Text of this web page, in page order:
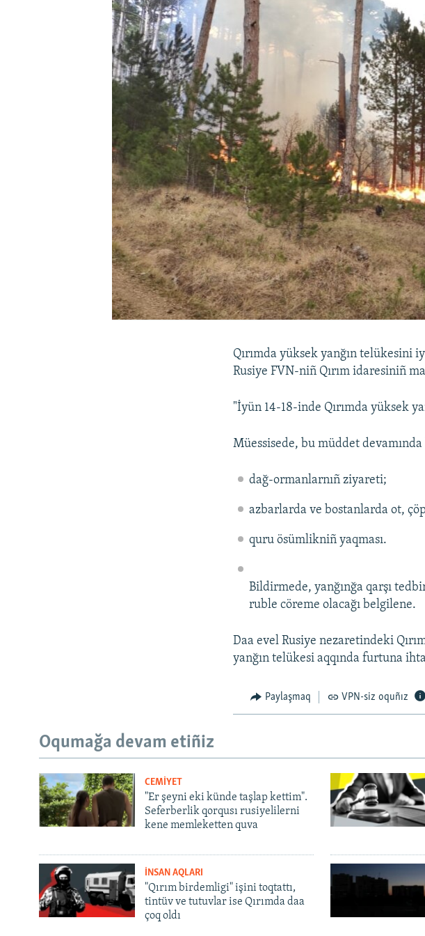
Qırımda yüksek yanğın telükesini
Rusiye FVN-niñ Qırım idaresiniñ
"İyün 14-18-inde Qırımda yüksek
Müessisede, bu müddet
dağ-ormanlarnıñ ziyareti;
azbarlarda ve bostanlarda ot,
quru ösümlikniñ yaqması.
Bildirmede, yanğınğa qarşı
ruble cöreme olacağı belgilene.
Daa evel Rusiye nezaretindeki
yanğın telükesi aqqında furtuna
Paylaşmaq VPN-siz oquñız
Oqumağa devam etiñiz
CEMİYET
"Er şeyni eki künde taşlap kettim".
Seferberlik qorqusı rusiyelilerni
kene memleketten quva
İNSAN AQLARI
"Qırım birdemligi" işini toqtattı,
tintüv ve tutuvlar ise Qırımda daa
çoq oldı